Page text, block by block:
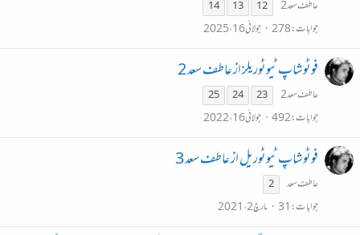
عاطف سعد 2 12
13
14
جوابات 278 جولائی 16، 2025
فوٹوشاپ ٹیوٹوریلز از عاطف سعد 2
عاطف سعد 2 23
24
25
جوابات 492 جولائی 16، 2022
فوٹوشاپ ٹیوٹوریل از عاطف سعد 3
عاطف سعد 2
جوابات 31 مارچ 2، 2021